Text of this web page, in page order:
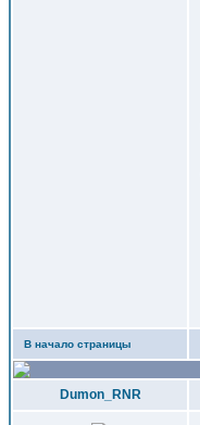
В начало страницы
Dumon_RNR